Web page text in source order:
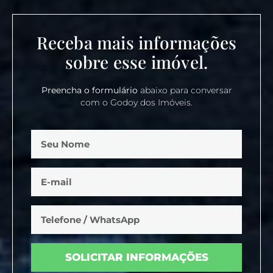
Receba mais informações
sobre esse imóvel.
Preencha o formulárioabaixo para conversar
com o Godoy dos Imóveis.
SOLICITAR INFORMAÇÕES